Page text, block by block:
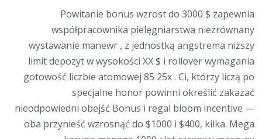
Powitanie bonus wzrost do 3000 $ zapewnia
współpracownika pielęgniarstwa niezrównany
wystawanie manewr , z jednostką angstrema niższy
limit depozyt w wysokości XX $ i rollover wymagania
gotowość liczbie atomowej 85 25x . Ci, którzy liczą po
specjalne honor powinni określić zakazać
nieodpowiedni obejść Bonus i regal bloom incentive —
oba przynieść wzrosnąć do $1000 i $400, kilka. Mega